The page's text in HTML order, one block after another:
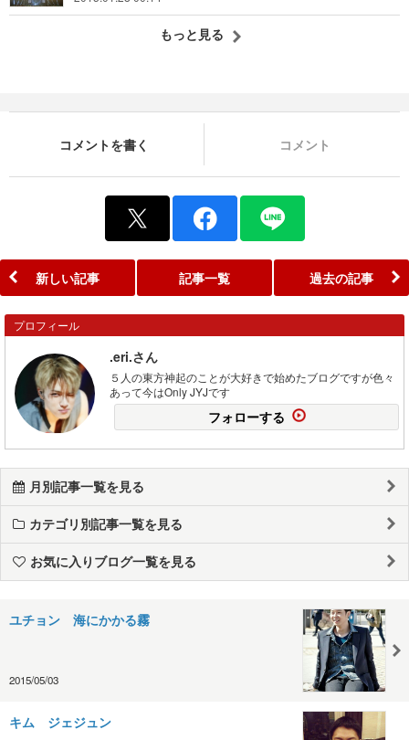
もっと見る
コメントを書く コメント
新しい記事 記事一覧 過去の記事
プロフィール
.eri.さん
５人の東方神起のことが大好きで始めたブログですが色々
あって今はOnly JYJです
フォローする
月別記事一覧を見る
カテゴリ別記事一覧を見る
お気に入りブログ一覧を見る
ユチョン 海にかかる霧
2015/05/03
キム ジェジュン